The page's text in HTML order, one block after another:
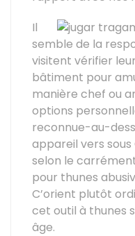
Il
semble de la
visitent vérifier
bâtiment pour
manière chef ou
options
reconnue-au-
appareil vers
selon le
pour thunes
C’orient plutôt
cet outil à thunes
âge.